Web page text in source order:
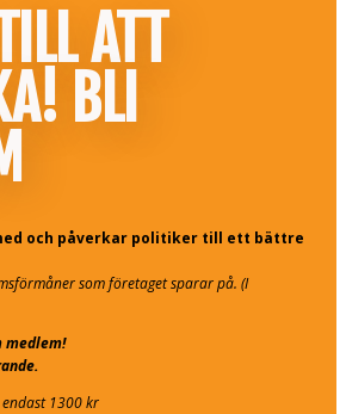
ATT
BLI
och påverkar politiker till ett bättre
som företaget sparar på. (I
medlem!
1300 kr